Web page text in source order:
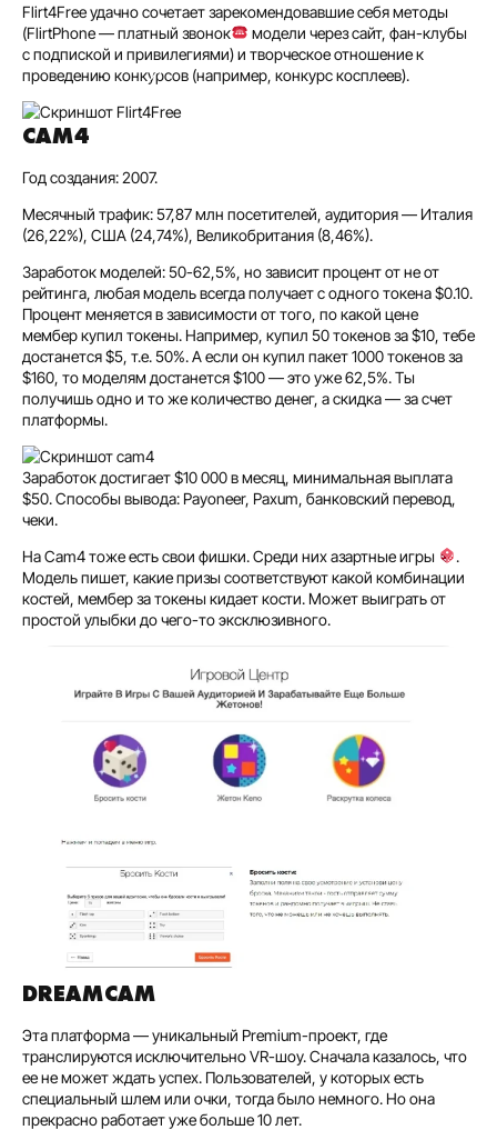
Flirt4Free удачно сочетает зарекомендовавшие себя методы
(FlirtPhone — платный звонок
модели через сайт, фан-клубы
с подпиской и привилегиями) и творческое отношение к
проведению конкурсов (например, конкурс косплеев).
CAM4
Год создания: 2007.
Месячный трафик: 57,87 млн посетителей, аудитория — Италия
(26,22%), США (24,74%), Великобритания (8,46%).
Заработок моделей: 50-62,5%, но зависит процент от не от
рейтинга, любая модель всегда получает с одного токена $0.10.
Процент меняется в зависимости от того, по какой цене
мембер купил токены. Например, купил 50 токенов за $10, тебе
достанется $5, т.е. 50%. А если он купил пакет 1000 токенов за
$160, то моделям достанется $100 — это уже 62,5%. Ты
получишь одно и то же количество денег, а скидка — за счет
платформы.
Заработок достигает $10 000 в месяц, минимальная выплата
$50. Способы вывода: Payoneer, Paxum, банковский перевод,
чеки.
На Cam4 тоже есть свои фишки. Среди них азартные игры
.
Модель пишет, какие призы соответствуют какой комбинации
костей, мембер за токены кидает кости. Может выиграть от
простой улыбки до чего-то эксклюзивного.
DREAMCAM
Эта платформа — уникальный Premium-проект, где
транслируются исключительно VR-шоу. Сначала казалось, что
ее не может ждать успех. Пользователей, у которых есть
специальный шлем или очки, тогда было немного. Но она
прекрасно работает уже больше 10 лет.